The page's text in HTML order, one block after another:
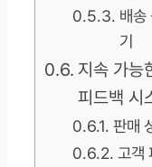
배송
기
지속 가능
피드백 시
판매
고객